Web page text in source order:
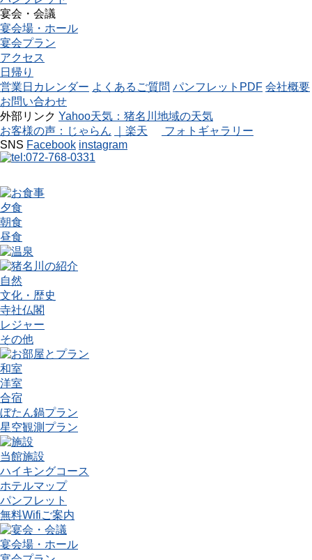
宴会・会議
宴会場・ホール
宴会プラン
アクセス
日帰り
営業日カレンダー よくあるご質問 パンフレットPDF 会社概要
お問い合わせ
外部リンク Yahoo天気：猪名川地域の天気
お客様の声：じゃらん
｜楽天
フォトギャラリー
SNS Facebook instagram
夕食
朝食
昼食
自然
文化・歴史
寺社仏閣
レジャー
その他
和室
洋室
合宿
ぼたん鍋プラン
星空観測プラン
当館施設
ハイキングコース
ホテルマップ
パンフレット
無料Wifiご案内
宴会場・ホール